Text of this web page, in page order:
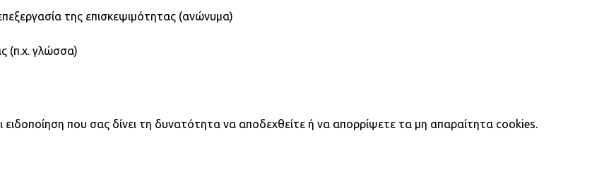
της επισκεψιμότητας (ανώνυμα)
(π.χ. γλώσσα)
που σας δίνει τη δυνατότητα να αποδεχθείτε ή να απορρίψετε τα μη απαραίτητα cookies.